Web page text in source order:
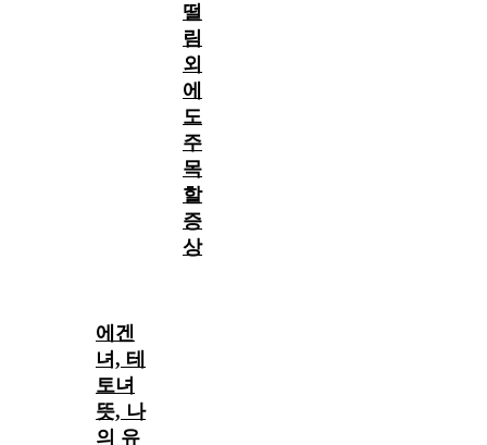
떨
림
외
에
도
주
목
할
증
상
에겐
녀, 테
토녀
뜻, 나
의 유